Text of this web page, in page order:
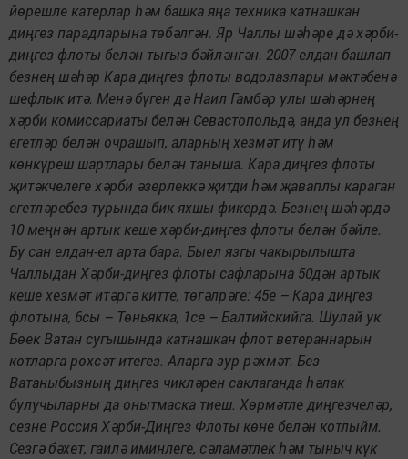
йөрешле катерлар һәм башка яңа техника катнашкан
диңгез парадларына төбәлгән. Яр Чаллы шәһәре дә хәрби-
диңгез флоты белән тыгыз бәйләнгән. 2007 елдан башлап
безнең шәһәр Кара диңгез флоты водолазлары мәктәбенә
шефлык итә. Менә бүген дә Наил Гамбәр улы шәһәрнең
хәрби комиссариаты белән Севастопольдә, анда ул безнең
егетләр белән очрашып, аларның хезмәт итү һәм
көнкүреш шартлары белән таныша. Кара диңгез флоты
җитәкчелеге хәрби әзерлеккә җитди һәм җаваплы караган
егетләребез турында бик яхшы фикердә. Безнең шәһәрдә
10 меңнән артык кеше хәрби-диңгез флоты белән бәйле.
Бу сан елдан-ел арта бара. Быел язгы чакырылышта
Чаллыдан Хәрби-диңгез флоты сафларына 50дән артык
кеше хезмәт итәргә китте, төгәлрәге: 45е – Кара диңгез
флотына, 6сы – Төньякка, 1се – Балтийскийга. Шулай ук
Бөек Ватан сугышында катнашкан флот ветераннарын
котларга рөхсәт итегез. Аларга зур рәхмәт. Без
Ватаныбызның диңгез чикләрен саклаганда һәлак
булучыларны да онытмаска тиеш. Хөрмәтле диңгезчеләр,
сезне Россия Хәрби-Диңгез Флоты көне белән котлыйм.
Сезгә бәхет, гаилә иминлеге, сәламәтлек һәм тыныч күк